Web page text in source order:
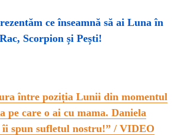
ce înseamnă să ai Luna în
Scorpion și Pești!
între poziția Lunii din momentul
pe care o ai cu mama. Daniela
îi spun sufletul nostru!” / VIDEO